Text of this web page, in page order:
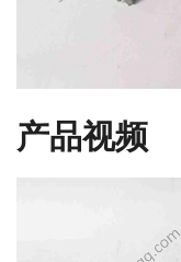
产品视频